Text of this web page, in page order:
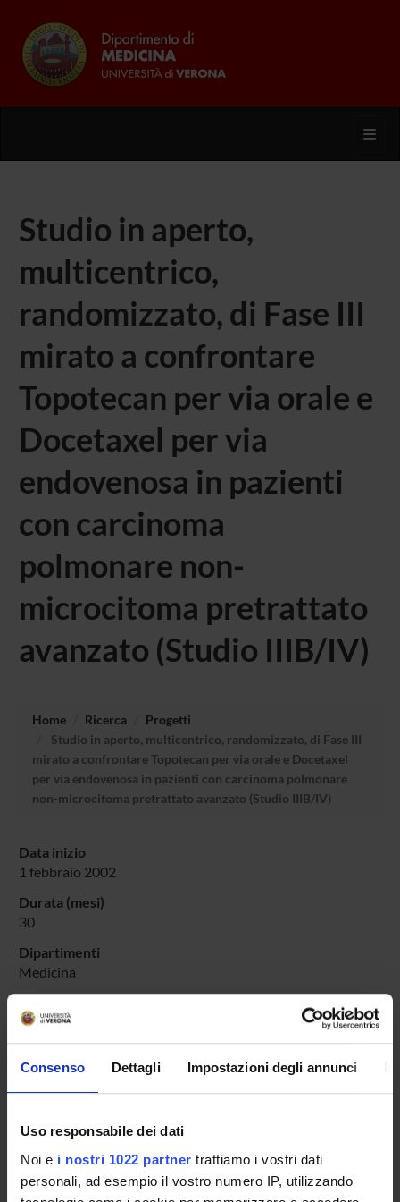
Consenso Dettagli Impostazioni degli annunci
Uso responsabile dei dati
Noi e i nostri 1022 partner trattiamo i vostri dati
personali, ad esempio il vostro numero IP, utilizzando
Studio in aperto,
multicentrico,
randomizzato, di Fase III
mirato a confrontare
Topotecan per via orale e
Docetaxel per via
endovenosa in pazienti
con carcinoma
polmonare non-
microcitoma pretrattato
avanzato (Studio IIIB/IV)
Home Ricerca
Progetti
Studio in aperto, multicentrico, randomizzato, di Fase III
mirato a confrontare Topotecan per via orale e Docetaxel
per via endovenosa in pazienti con carcinoma polmonare
non-microcitoma pretrattato avanzato (Studio IIIB/IV)
Data inizio
1 febbraio 2002
Durata (mesi)
30
Dipartimenti
Medicina
Cetto Gianluigi
Finanziamento:assegnato e gestito dal Dipartimento